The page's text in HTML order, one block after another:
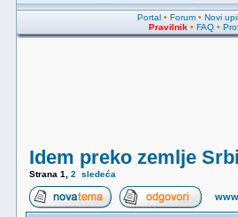
Portal• Forum• Novi
Pravilnik • FAQ •
Idem preko zemlje
Strana 1 2 sledeća